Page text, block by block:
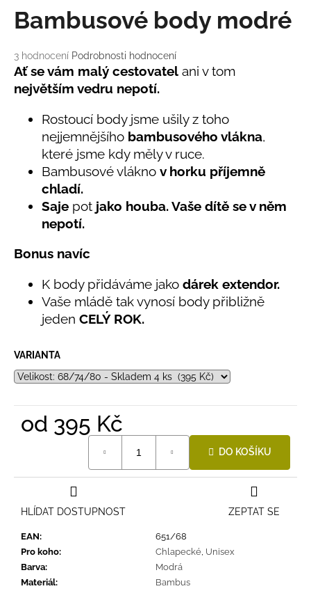
Průměrné
hodnocení
produktu
je
hvězdiček.
3 hodnocení Podrobnosti hodnocení
Bambusové body modré
Ať se vám malý cestovatel ani v tom
největším vedru nepotí.
Rostoucí body jsme ušily z toho
nejjemnějšího bambusového vlákna,
které jsme kdy měly v ruce.
Bambusové vlákno v horku příjemně
chladí.
Saje pot jako houba. Vaše dítě se v něm
nepotí.
Bonus navíc
K body přidáváme jako dárek extendor.
Vaše mládě tak vynosí body přibližně
jeden CELÝ ROK.
VARIANTA
od 395 Kč
DO KOŠÍKU
EAN:
651/68
Pro koho: Chlapecké Unisex
Barva:
Modrá
Materiál:
Bambus
ZEPTAT SE
HLÍDAT DOSTUPNOST
D
o
o
r
u
LETNÍ
KLOBOUČEK
OUŠKY
BÍLÝ